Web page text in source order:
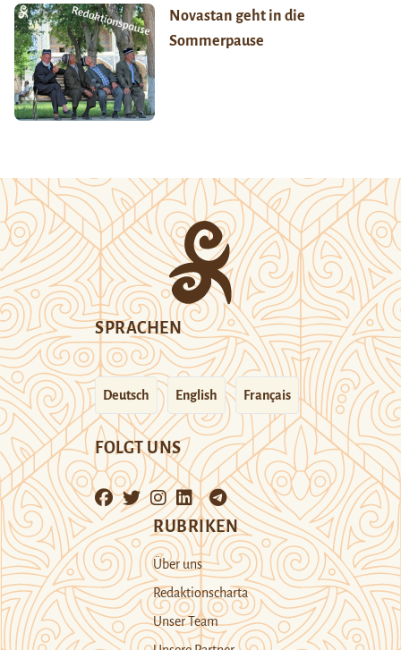
Novastan geht in die
Sommerpause
SPRACHEN
Deutsch English Français
FOLGT UNS
RUBRIKEN
Über uns
Redaktionscharta
Unser Team